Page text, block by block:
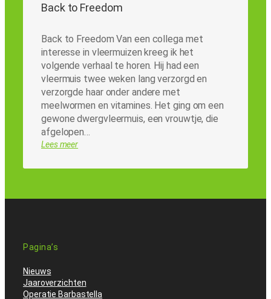
Back to Freedom
Back to Freedom Van een collega met
interesse in vleermuizen kreeg ik het
volgende verhaal te horen. Hij had een
vleermuis twee weken lang verzorgd en
verzorgde haar onder andere met
meelwormen en vitamines. Het ging om een
gewone dwergvleermuis, een vrouwtje, die
afgelopen…
Lees meer
Pagina’s
Nieuws
Jaaroverzichten
Operatie Barbastella